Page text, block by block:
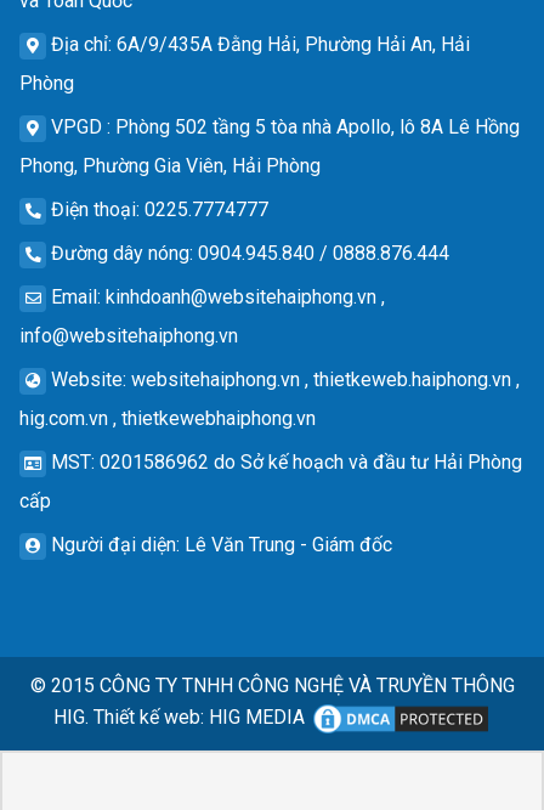
Địa chỉ: 6A/9/435A Đằng Hải, Phường Hải An, Hải
Phòng
VPGD : Phòng 502 tầng 5 tòa nhà Apollo, lô 8A Lê Hồng
Phong, Phường Gia Viên, Hải Phòng
Điện thoại: 0225.7774777
Đường dây nóng: 0904.945.840 / 0888.876.444
Email: kinhdoanh@websitehaiphong.vn ,
info@websitehaiphong.vn
Website: websitehaiphong.vn , thietkeweb.haiphong.vn ,
hig.com.vn , thietkewebhaiphong.vn
MST: 0201586962 do Sở kế hoạch và đầu tư Hải Phòng
cấp
Người đại diện: Lê Văn Trung - Giám đốc
© 2015 CÔNG TY TNHH CÔNG NGHỆ VÀ TRUYỀN THÔNG
HIG. Thiết kế web: HIG MEDIA